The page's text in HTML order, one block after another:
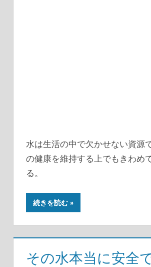
水は生活の中で欠かせない資源
の健康を維持する上でもきわめ
る。
続きを読む
その水本当に安全